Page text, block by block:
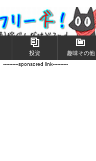
投資 趣味その他
----------sponsored link----------